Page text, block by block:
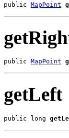
public MapPoint
public MapPoint
getLeft
public long